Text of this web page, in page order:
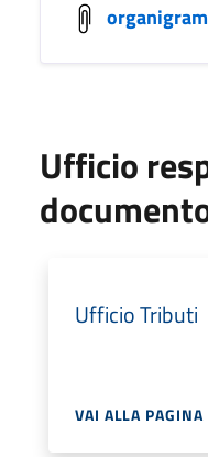
Ufficio
Ufficio Tributi
VAI ALLA PAGINA